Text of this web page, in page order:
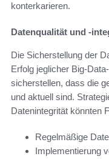
konterkarieren.
Datenqualität und -
Die Sicherstellung der
Erfolg jeglicher Big-
sicherstellen, dass die
und aktuell sind.
Datenintegrität könnten
Regelmäßige
Implementierung